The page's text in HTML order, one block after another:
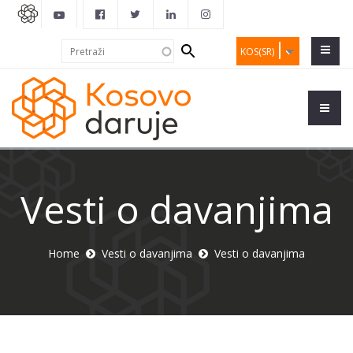
KOS(SR)
Search
form
Vesti o davanjima
Home Vesti o davanjima Vesti o davanjima